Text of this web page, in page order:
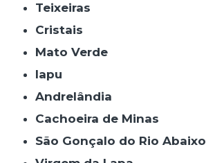
Teixeiras
Cristais
Mato Verde
Iapu
Andrelândia
Cachoeira de Minas
São Gonçalo do Rio Abaixo